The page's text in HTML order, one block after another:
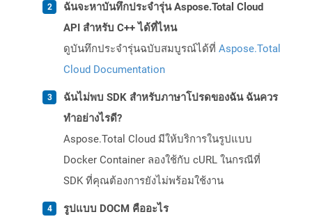
ฉันจะหาบันทึกประจำรุ่น Aspose.Total Cloud
API สำหรับ C++ ได้ที่ไหน
ดูบันทึกประจำรุ่นฉบับสมบูรณ์ได้ที่ Aspose.Total
Cloud Documentation
ฉันไม่พบ SDK สำหรับภาษาโปรดของฉัน ฉันควร
ทำอย่างไรดี?
Aspose.Total Cloud มีให้บริการในรูปแบบ
Docker Container ลองใช้กับ cURL ในกรณีที่
SDK ที่คุณต้องการยังไม่พร้อมใช้งาน
รูปแบบ DOCM คืออะไร